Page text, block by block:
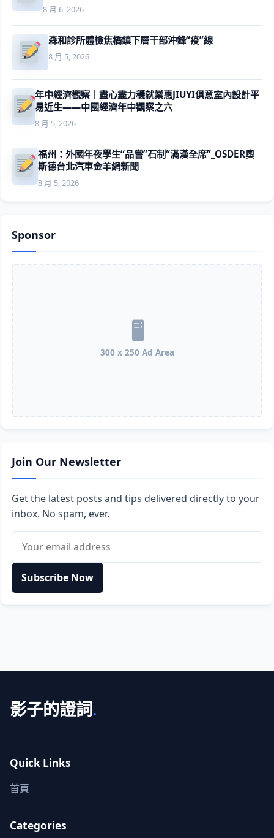
8 月 6, 2026
森和診所體檢焦橋鎮下層干部沖鋒“疫”線
8 月 5, 2026
年中經濟觀察｜盡心盡力穩就業惠JIUYI俱意室內設計平
易近生——中國經濟年中觀察之六
8 月 5, 2026
福州：外國年夜學生“品嘗”石制“滿漢全席”_OSDER奧
斯德台北汽車金羊網新聞
8 月 5, 2026
Sponsor
300 x 250 Ad Area
Join Our Newsletter
Get the latest posts and tips delivered directly to your
inbox. No spam, ever.
Subscribe Now
影子的證詞.
Quick Links
首頁
Categories